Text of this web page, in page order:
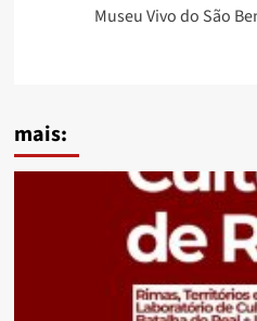
Museu Vivo do São
mais: